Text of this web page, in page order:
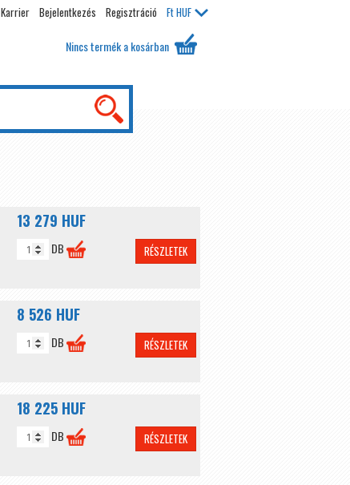
Karrier Bejelentkezés Regisztráció FtHUF
Nincs termék a kosárban
13 279 HUF
DB RÉSZLETEK
8 526 HUF
DB RÉSZLETEK
18 225 HUF
DB RÉSZLETEK